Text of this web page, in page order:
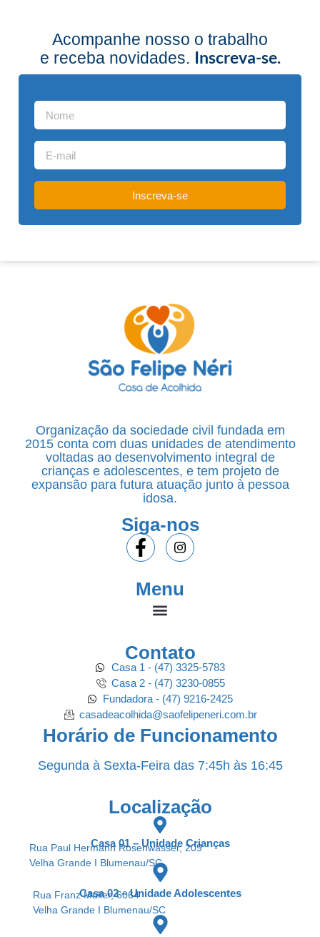
Acompanhe nosso o trabalho
e receba novidades. Inscreva-se.
Inscreva-se
Organização da sociedade civil fundada em
2015 conta com duas unidades de atendimento
voltadas ao desenvolvimento integral de
crianças e adolescentes, e tem projeto de
expansão para futura atuação junto à pessoa
idosa.
Siga-nos
Menu
Contato
Casa 1 - (47) 3325-5783
Casa 2 - (47) 3230-0855
Fundadora - (47) 9216-2425
casadeacolhida@saofelipeneri.com.br
Horário de Funcionamento
Segunda à Sexta-Feira das 7:45h às 16:45
Localização
Casa 01 – Unidade Crianças
Rua Paul Hermann Rosenwasser, 209
Velha Grande I Blumenau/SC
Casa 02 – Unidade Adolescentes
Rua Franz Muller, 6064
Velha Grande I Blumenau/SC